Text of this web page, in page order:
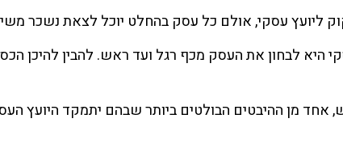
ליועץ עסקי, אולם כל עסק בהחלט יוכל לצאת נשכר
היא לבחון את העסק מכף רגל ועד ראש. להבין להיכן הכסף
מן ההיבטים הבולטים ביותר שבהם יתמקד היועץ